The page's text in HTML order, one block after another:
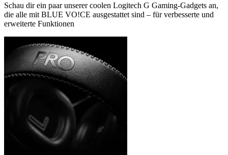
Schau dir ein paar unserer coolen Logitech G Gaming-Gadgets an,
die alle mit BLUE VO!CE ausgestattet sind – für verbesserte und
erweiterte Funktionen